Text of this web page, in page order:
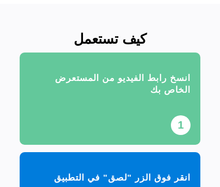
كيف تستعمل
1
انسخ رابط الفيديو من المستعرض
الخاص بك
انقر فوق الزر "لصق" في التطبيق